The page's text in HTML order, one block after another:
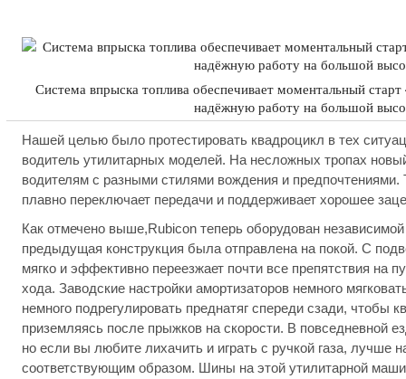
Система впрыска топлива обеспечивает моментальный старт
надёжную работу на большой
Нашей целью было протестировать квадроцикл в тех
водитель утилитарных моделей. На несложных тропах
водителям с разными стилями вождения и предпочтениями.
плавно переключает передачи и поддерживает хорошее
Как отмечено выше,Rubicon теперь оборудован
предыдущая конструкция была отправлена на покой. С
мягко и эффективно переезжает почти все препятствия на
хода. Заводские настройки амортизаторов немного
немного подрегулировать преднатяг спереди сзади, чтобы
приземляясь после прыжков на скорости. В повседневной
но если вы любите лихачить и играть с ручкой газа, лучше
соответствующим образом. Шины на этой утилитарной